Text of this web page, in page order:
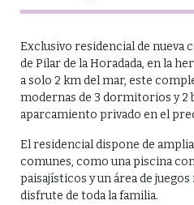
Exclusivo residencial de nueva
de Pilar de la Horadada, en la
a solo 2 km del mar, este
modernas de 3 dormitorios y 2
aparcamiento privado en el
El residencial dispone de
comunes, como una piscina
paisajísticos y un área de
disfrute de toda la familia.